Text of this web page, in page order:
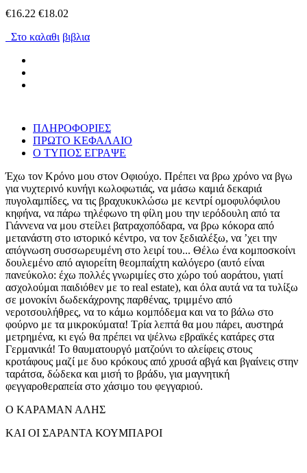
€16.22 €18.02
Στο καλαθι βιβλια
ΠΛΗΡΟΦΟΡΙΕΣ
ΠΡΩΤΟ ΚΕΦΑΛΑΙΟ
Ο ΤΥΠΟΣ ΕΓΡΑΨΕ
Έχω τον Κρόνο μου στον Οφιούχο. Πρέπει να βρω χρόνο να βγω
για νυχτερινό κυνήγι κωλοφωτιάς, να μάσω καμιά δεκαριά
πυγολαμπίδες, να τις βραχυκυκλώσω με κεντρί ομοφυλόφιλου
κηφήνα, να πάρω τηλέφωνο τη φίλη μου την ιερόδουλη από τα
Γιάννενα να μου στείλει βατραχοπόδαρα, να βρω κόκορα από
μετανάστη στο ιστορικό κέντρο, να τον ξεδιαλέξω, να ʼχει την
απόγνωση συσσωρευμένη στο λειρί του... Θέλω ένα κομποσκοίνι
δουλεμένο από αγιορείτη θεομπαίχτη καλόγερο (αυτό είναι
πανεύκολο: έχω πολλές γνωριμίες στο χώρο τού αοράτου, γιατί
ασχολούμαι παιδιόθεν με το real estate), και όλα αυτά να τα τυλίξω
σε μονοκίνι δωδεκάχρονης παρθένας, τριμμένο από
νεροτσουλήθρες, να το κάμω κομπόδεμα και να το βάλω στο
φούρνο με τα μικροκύματα! Τρία λεπτά θα μου πάρει, αυστηρά
μετρημένα, κι εγώ θα πρέπει να ψέλνω εβραϊκές κατάρες στα
Γερμανικά! Το θαυματουργό ματζούνι το αλείφεις στους
κροτάφους μαζί με δυο κρόκους από χρυσά αβγά και βγαίνεις στην
ταράτσα, δώδεκα και μισή το βράδυ, για μαγνητική
φεγγαροθεραπεία στο χάσιμο του φεγγαριού.
Ο ΚΑΡΑΜΑΝ ΑΛΗΣ
ΚΑΙ ΟΙ ΣΑΡΑΝΤΑ ΚΟΥΜΠΑΡΟΙ